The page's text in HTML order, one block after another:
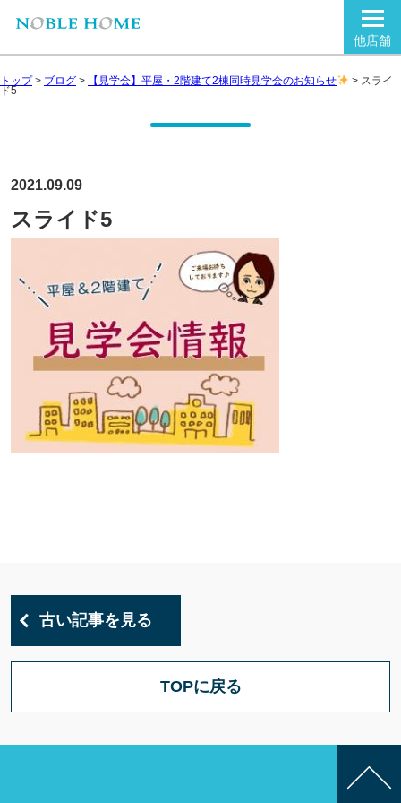
他店舗
トップ> ブログ > 【見学会】平屋・2階建て2棟同時見学会のお知らせ > スライ
ド5
2021.09.09
スライド5
古い記事を見る
TOPに戻る